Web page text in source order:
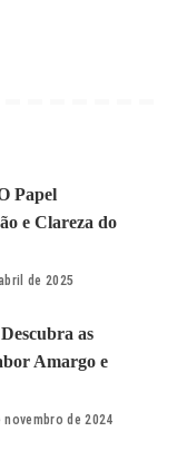
Papel
e Clareza do
de 2025
as
Amargo e
novembro de 2024